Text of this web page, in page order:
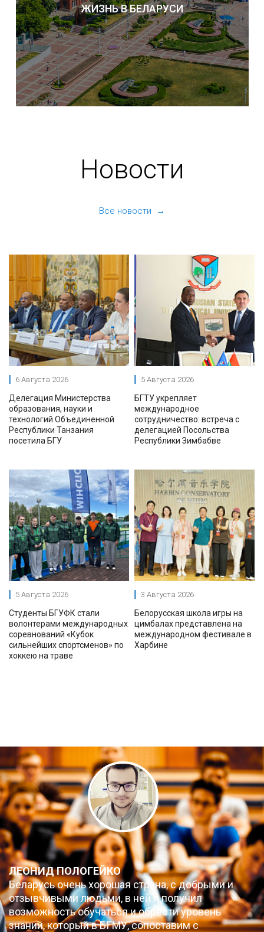
ЖИЗНЬ В БЕЛАРУСИ
Новости
Все новости →
6 Августа 2026
Делегация Министерства
образования, науки и
технологий Объединенной
Республики Танзания
посетила БГУ
5 Августа 2026
БГТУ укрепляет
международное
сотрудничество: встреча с
делегацией Посольства
Республики Зимбабве
5 Августа 2026
Студенты БГУФК стали
волонтерами международных
соревнований «Кубок
сильнейших спортсменов» по
хоккею на траве
3 Августа 2026
Белорусская школа игры на
цимбалах представлена на
международном фестивале в
Харбине
ЛЕОНИД ПОЛОГЕЙКО
Беларусь очень хорошая страна, с добрыми и
отзывчивыми людьми, в ней я получил
возможность обучаться и обрести уровень
знаний, который в БГМУ, сопоставим с